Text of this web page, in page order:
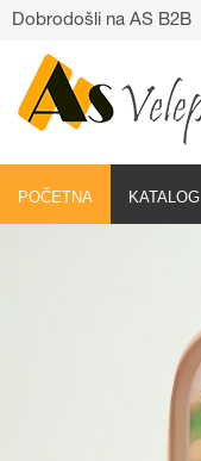
POČETNA KATALOG
Dobrodošli na AS B2B